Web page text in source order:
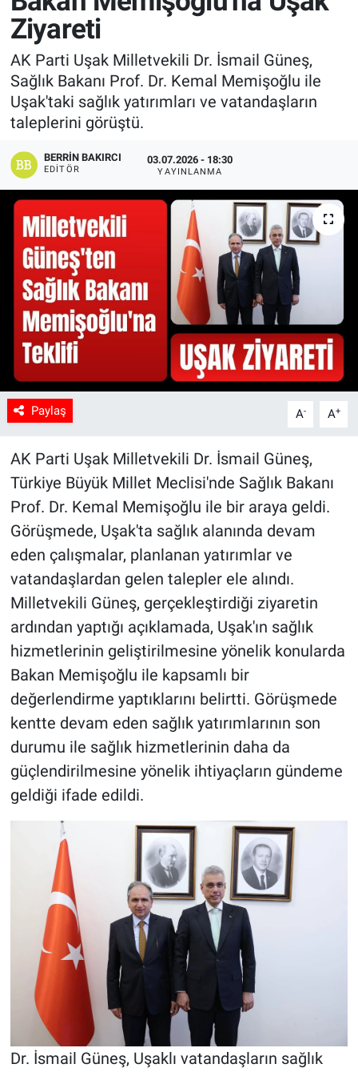
Ziyareti
AK Parti Uşak Milletvekili Dr. İsmail Güneş,
Sağlık Bakanı Prof. Dr. Kemal Memişoğlu ile
Uşak'taki sağlık yatırımları ve vatandaşların
taleplerini görüştü.
BERRIN BAKIRCI
EDITÖR
03.07.2026 - 18:30
YAYINLANMA
Paylaş A- A+
AK Parti Uşak Milletvekili Dr. İsmail Güneş,
Türkiye Büyük Millet Meclisi'nde Sağlık Bakanı
Prof. Dr. Kemal Memişoğlu ile bir araya geldi.
Görüşmede, Uşak'ta sağlık alanında devam
eden çalışmalar, planlanan yatırımlar ve
vatandaşlardan gelen talepler ele alındı.
Milletvekili Güneş, gerçekleştirdiği ziyaretin
ardından yaptığı açıklamada, Uşak'ın sağlık
hizmetlerinin geliştirilmesine yönelik konularda
Bakan Memişoğlu ile kapsamlı bir
değerlendirme yaptıklarını belirtti. Görüşmede
kentte devam eden sağlık yatırımlarının son
durumu ile sağlık hizmetlerinin daha da
güçlendirilmesine yönelik ihtiyaçların gündeme
geldiği ifade edildi.
Dr. İsmail Güneş, Uşaklı vatandaşların sağlık
Manşet
Resmi İlanlar
Sağlık
Son Dakika
Spor
Uşak Haberleri